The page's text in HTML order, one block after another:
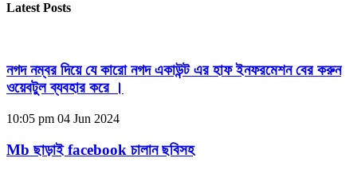
Latest Posts
নগদ নম্বর দিয়ে যে কারো নগদ একাউন্ট এর হাফ ইনফরমেশন বের করুন
ওয়েবটুল ব্যবহার করে ।
10:05 pm 04 Jun 2024
Mb ছাড়াই facebook চালান ছবিসহ